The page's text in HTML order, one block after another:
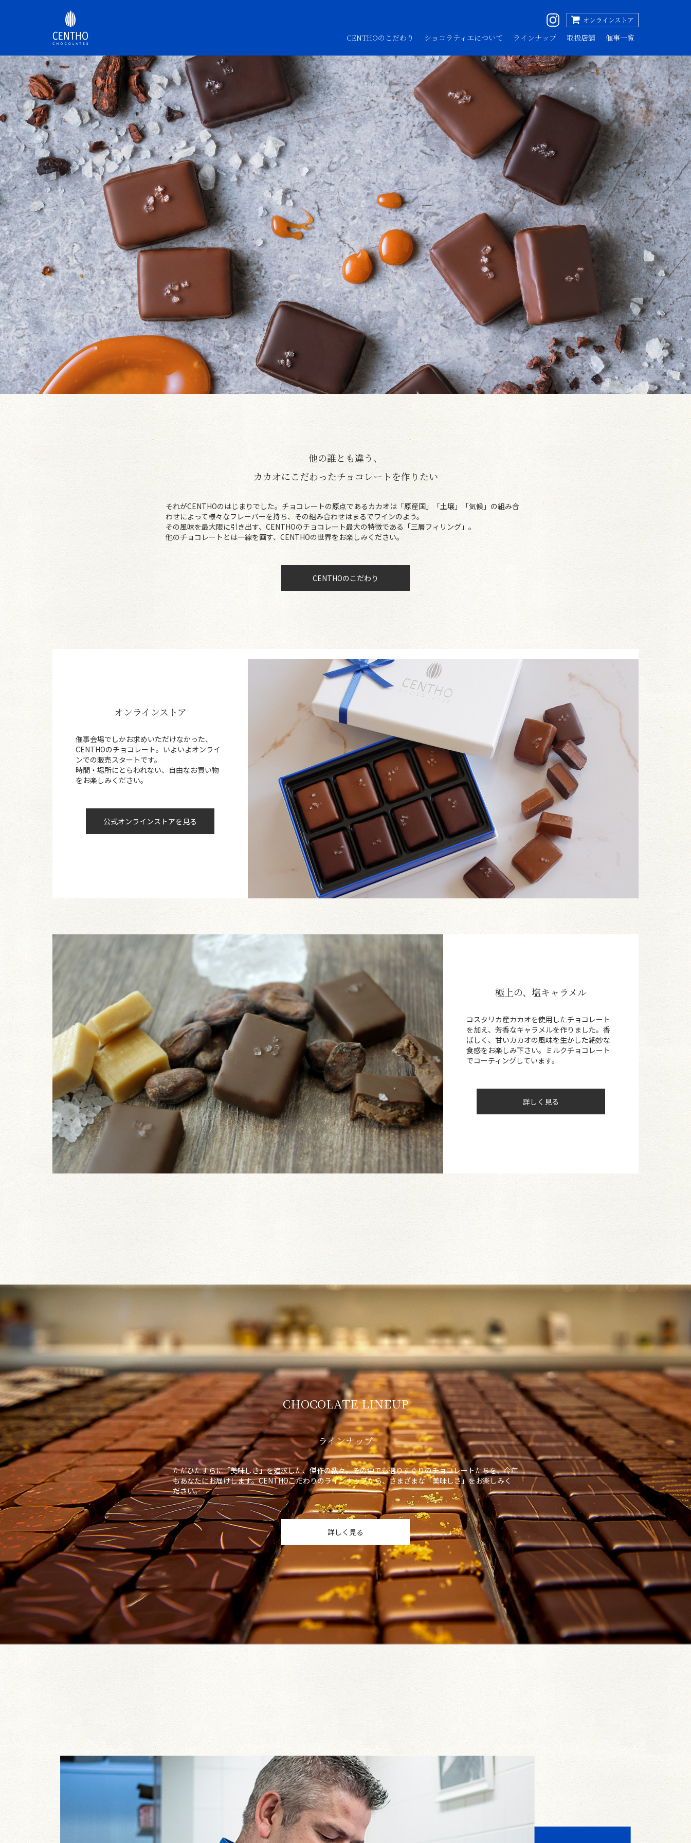
CENTHOのこだわり ショコラティエについて ラインナップ 取扱店舗 催事一覧
他の誰とも違う、
カカオにこだわったチョコレートを作りたい
それがCENTHOのはじまりでした。チョコレートの原点であるカカオは「原産国」「土壌」「気候」の組み合
わせによって様々なフレーバーを持ち、その組み合わせはまるでワインのよう。
その風味を最大限に引き出す、CENTHOのチョコレート最大の特徴である「三層フィリング」。
他のチョコレートとは一線を画す、CENTHOの世界をお楽しみください。
CENTHOのこだわり
オンラインストア
催事会場でしかお求めいただけなかった、
CENTHOのチョコレート。いよいよオンライ
ンでの販売スタートです。
時間・場所にとらわれない、自由なお買い物
をお楽しみください。
公式オンラインストアを見る
極上の、塩キャラメル
コスタリカ産カカオを使用したチョコレート
を加え、芳香なキャラメルを作りました。香
ばしく、甘いカカオの風味を生かした絶妙な
食感をお楽しみ下さい。ミルクチョコレート
でコーティングしています。
詳しく見る
CHOCOLATE LINEUP
ラインナップ
ただひたすらに「美味しさ」を追求した、傑作の数々。その中でも選りすぐりのチョコレートたちを、今年
もあなたにお届けします。CENTHOこだわりのラインナップから、さまざまな「美味しさ」をお楽しみく
ださい。
詳しく見る